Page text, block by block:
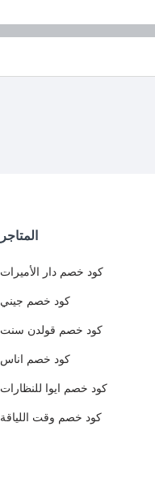
المتاجر
كود خصم دار الأميرات
كود خصم جيني
كود خصم قولدن سنت
كود خصم اناس
كود خصم ايوا للنظارات
كود خصم وقت اللياقة